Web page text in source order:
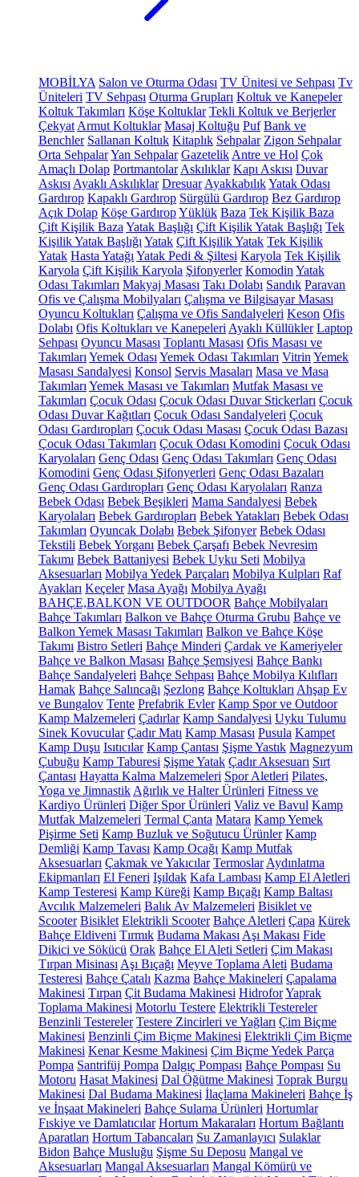
MOBİLYA Salon ve Oturma Odası TV Ünitesi ve Sehpası Tv
Üniteleri TV Sehpası Oturma Grupları Koltuk ve Kanepeler
Koltuk Takımları Köşe Koltuklar Tekli Koltuk ve Berjerler
Çekyat Armut Koltuklar Masaj Koltuğu Puf Bank ve
Benchler Sallanan Koltuk Kitaplık Sehpalar Zigon Sehpalar
Orta SehpalarYan Sehpalar Gazetelik Antre ve Hol Çok
Amaçlı Dolap Portmantolar Askılıklar Kapı Askısı Duvar
Askısı Ayaklı Askılıklar Dresuar AyakkabılıkYatak Odası
Gardırop Kapaklı Gardırop Sürgülü Gardırop Bez Gardırop
Açık Dolap Köşe GardıropYüklük Baza Tek Kişilik Baza
Çift Kişilik Baza Yatak Başlığı Çift Kişilik Yatak Başlığı Tek
Kişilik Yatak Başlığı Yatak Çift Kişilik Yatak Tek Kişilik
Yatak Hasta Yatağı Yatak Pedi & Şiltesi Karyola Tek Kişilik
Karyola Çift Kişilik Karyola Şifonyerler Komodin Yatak
Odası Takımları Makyaj Masası Takı Dolabı Sandık Paravan
Ofis ve Çalışma Mobilyaları Çalışma ve Bilgisayar Masası
Oyuncu Koltukları Çalışma ve Ofis Sandalyeleri Keson Ofis
Dolabı Ofis Koltukları ve Kanepeleri Ayaklı Küllükler Laptop
Sehpası Oyuncu Masası Toplantı Masası Ofis Masası ve
Takımları Yemek Odası Yemek Odası Takımları Vitrin Yemek
Masası Sandalyesi Konsol Servis Masaları Masa ve Masa
Takımları Yemek Masası ve Takımları Mutfak Masası ve
Takımları Çocuk Odası Çocuk Odası Duvar Stickerları Çocuk
Odası Duvar Kağıtları Çocuk Odası Sandalyeleri Çocuk
Odası Gardıropları Çocuk Odası Masası Çocuk Odası Bazası
Çocuk Odası Takımları Çocuk Odası Komodini Çocuk Odası
Karyolaları Genç Odası Genç Odası Takımları Genç Odası
Komodini Genç Odası Şifonyerleri Genç Odası Bazaları
Genç Odası Gardıropları Genç Odası Karyolaları Ranza
Bebek Odası Bebek Beşikleri Mama Sandalyesi Bebek
Karyolaları Bebek Gardıropları Bebek Yatakları Bebek Odası
Takımları Oyuncak Dolabı Bebek Şifonyer Bebek Odası
Tekstili Bebek Yorganı Bebek Çarşafı Bebek Nevresim
Takımı Bebek Battaniyesi Bebek Uyku Seti Mobilya
Aksesuarları Mobilya Yedek Parçaları Mobilya Kulpları Raf
Ayakları Keçeler Masa Ayağı Mobilya Ayağı
BAHÇE,BALKON VE OUTDOOR Bahçe Mobilyaları
Bahçe Takımları Balkon ve Bahçe Oturma Grubu Bahçe ve
Balkon Yemek Masası Takımları Balkon ve Bahçe Köşe
Takımı Bistro Setleri Bahçe Minderi Çardak ve Kameriyeler
Bahçe ve Balkon Masası Bahçe Şemsiyesi Bahçe Bankı
Bahçe Sandalyeleri Bahçe Sehpası Bahçe Mobilya Kılıfları
Hamak Bahçe Salıncağı Şezlong Bahçe Koltukları Ahşap Ev
ve Bungalov Tente Prefabrik Evler Kamp Spor ve Outdoor
Kamp Malzemeleri Çadırlar Kamp Sandalyesi Uyku Tulumu
Sinek Kovucular Çadır Matı Kamp Masası Pusula Kampet
Kamp Duşu Isıtıcılar Kamp Çantası Şişme Yastık Magnezyum
Çubuğu Kamp Taburesi Şişme Yatak Çadır Aksesuarı Sırt
Çantası Hayatta Kalma Malzemeleri Spor Aletleri Pilates,
Yoga ve Jimnastik Ağırlık ve Halter Ürünleri Fitness ve
Kardiyo Ürünleri Diğer Spor Ürünleri Valiz ve Bavul Kamp
Mutfak Malzemeleri Termal Çanta Matara Kamp Yemek
Pişirme Seti Kamp Buzluk ve Soğutucu Ürünler Kamp
Demliği Kamp Tavası Kamp Ocağı Kamp Mutfak
Aksesuarları Çakmak ve Yakıcılar Termoslar Aydınlatma
Ekipmanları El Feneri Işıldak Kafa Lambası Kamp El Aletleri
Kamp Testeresi Kamp Küreği Kamp Bıçağı Kamp Baltası
Avcılık Malzemeleri Balık Av Malzemeleri Bisiklet ve
Scooter Bisiklet Elektrikli Scooter Bahçe Aletleri Çapa Kürek
Bahçe Eldiveni Tırmık Budama Makası Aşı Makası Fide
Dikici ve Sökücü Orak Bahçe El Aleti Setleri Çim Makası
Tırpan Misinası Aşı Bıçağı Meyve Toplama Aleti Budama
Testeresi Bahçe Çatalı Kazma Bahçe Makineleri Çapalama
Makinesi Tırpan Çit Budama Makinesi HidroforYaprak
Toplama Makinesi Motorlu Testere Elektrikli Testereler
Benzinli Testereler Testere Zincirleri ve Yağları Çim Biçme
Makinesi Benzinli Çim Biçme Makinesi Elektrikli Çim Biçme
Makinesi Kenar Kesme Makinesi Çim Biçme Yedek Parça
Pompa Santrifüj Pompa Dalgıç Pompası Bahçe Pompası Su
Motoru Hasat Makinesi Dal Öğütme Makinesi Toprak Burgu
Makinesi Dal Budama Makinesi İlaçlama Makineleri Bahçe İş
ve İnşaat Makineleri Bahçe Sulama Ürünleri Hortumlar
Fıskiye ve Damlatıcılar Hortum Makaraları Hortum Bağlantı
Aparatları Hortum Tabancaları Su Zamanlayıcı Sulaklar
Bidon Bahçe Musluğu Şişme Su Deposu Mangal ve
Aksesuarları Mangal Aksesuarları Mangal Kömürü ve